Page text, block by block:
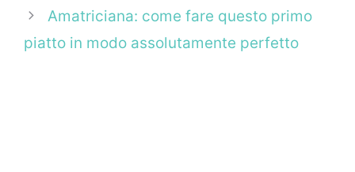
Amatriciana: come fare questo primo
piatto in modo assolutamente perfetto